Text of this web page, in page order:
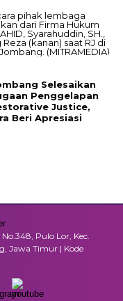
Selesaikan
Penggelapan
Justice,
Beri Apresiasi
Pulo Lor, Kec.
Jawa Timur | Kode